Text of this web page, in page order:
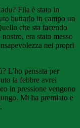
Fila è stato in
buttarlo in campo un
che sta facendo
era stato messo
nei propri
L'ho pensata per
la febbre avrei
in pressione vengono
Mi ha premiato e